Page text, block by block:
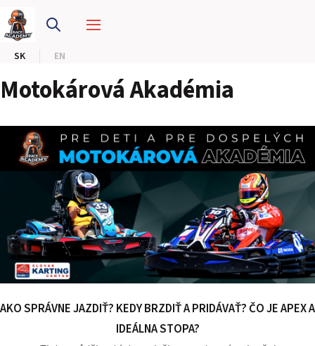
SK EN
PRETEKÁRSKY OKRUH
MOTOKÁRY
HOTEL RING
EN
MAPA STRÁNKY
PRE FIRMY
Motokárová Akadémia
AKO SPRÁVNE JAZDIŤ? KEDY BRZDIŤ A PRIDÁVAŤ? ČO JE APEX A
IDEÁLNA STOPA?